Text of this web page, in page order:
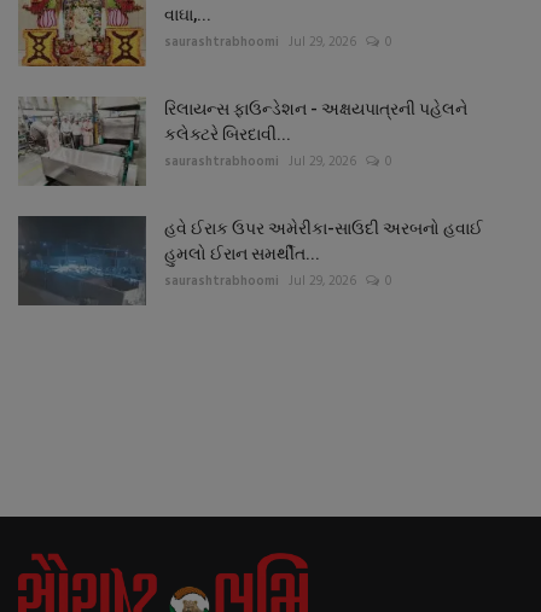
વાઘા,...
saurashtrabhoomi Jul 29, 2026 0
રિલાયન્સ ફાઉન્ડેશન - અક્ષયપાત્રની પહેલને
કલેક્ટરે બિરદાવી...
saurashtrabhoomi Jul 29, 2026 0
હવે ઈરાક ઉપર અમેરીકા-સાઉદી અરબનો હવાઈ
હુમલો ઈરાન સમર્થીત...
saurashtrabhoomi Jul 29, 2026 0